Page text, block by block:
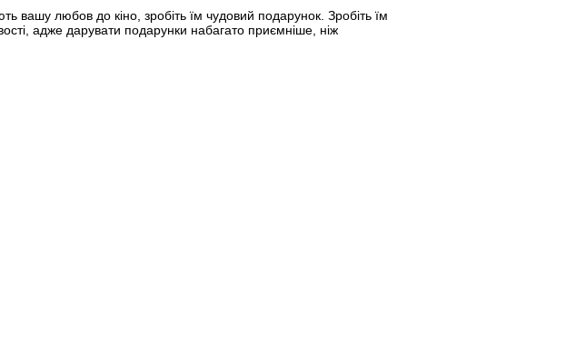
вашу любов до кіно, зробіть їм чудовий подарунок. Зробіть їм
адже дарувати подарунки набагато приємніше, ніж